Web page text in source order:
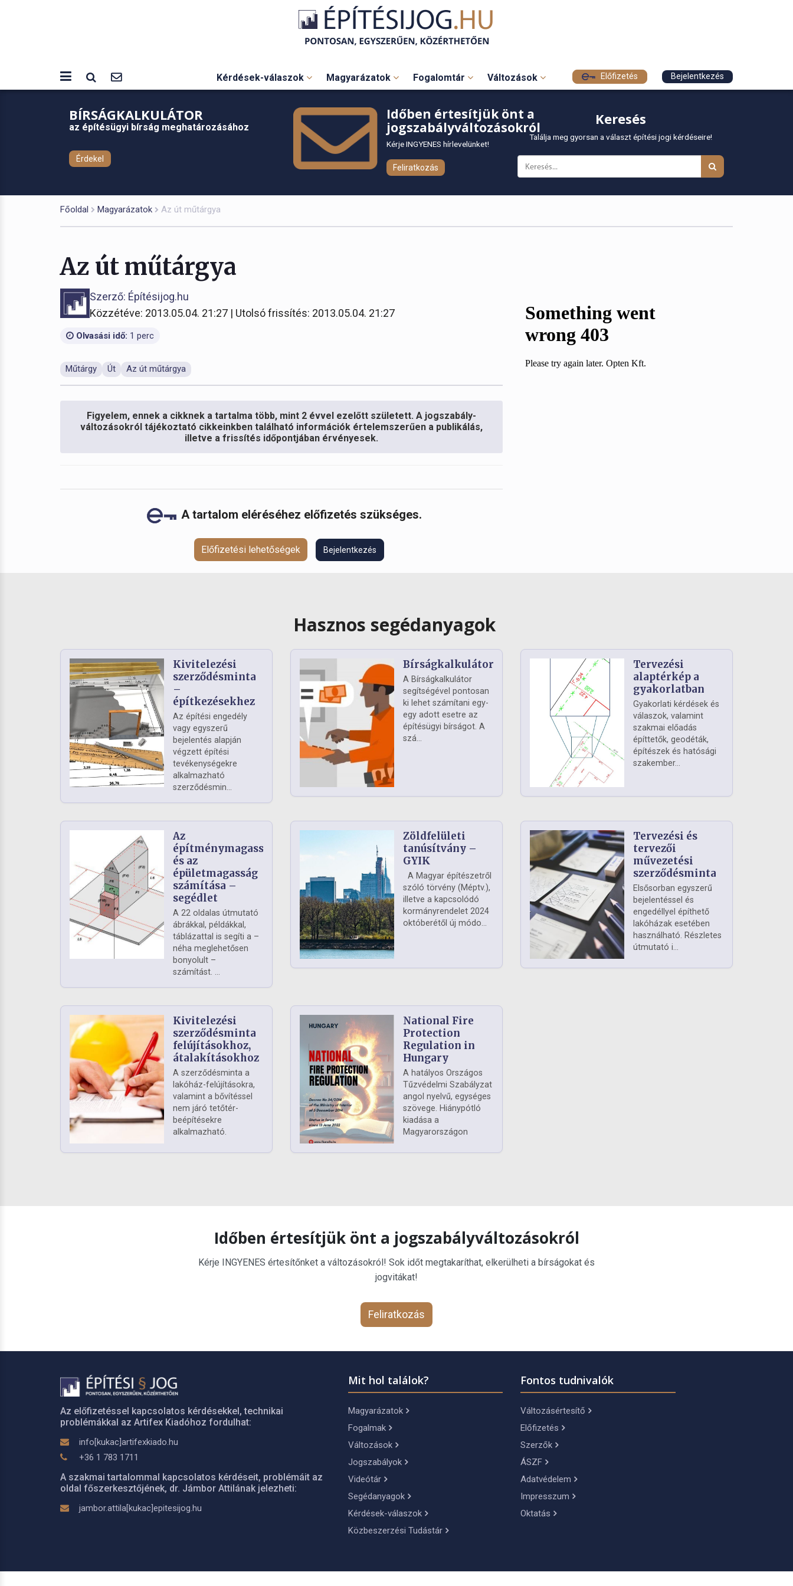
Kérdések-válaszok Magyarázatok Fogalomtár Változások Előfizetés Bejelentkezés
BÍRSÁGKALKULÁTOR
az építésügyi bírság meghatározásához
Érdekel
Időben értesítjük önt a
jogszabályváltozásokról
Kérje INGYENES hírlevelünket!
Feliratkozás
Keresés
Találja meg gyorsan a választ építési jogi kérdéseire!
Főoldal Magyarázatok Az út műtárgya
Az út műtárgya
Szerző: Építésijog.hu
Közzétéve: 2013.05.04. 21:27 | Utolsó frissítés: 2013.05.04. 21:27
Olvasási idő: 1 perc
Műtárgy Út Az út műtárgya
Figyelem, ennek a cikknek a tartalma több, mint 2 évvel ezelőtt született. A jogszabály-
változásokról tájékoztató cikkeinkben található információk értelemszerűen a publikálás,
illetve a frissítés időpontjában érvényesek.
A tartalom eléréséhez előfizetés szükséges.
Előfizetési lehetőségek Bejelentkezés
Hasznos segédanyagok
Kivitelezési
szerződésminta
–
építkezésekhez
Az építési engedély
vagy egyszerű
bejelentés alapján
végzett építési
tevékenységekre
alkalmazható
szerződésmin...
Bírságkalkulátor
A Bírságkalkulátor
segítségével pontosan
ki lehet számítani egy-
egy adott esetre az
építésügyi bírságot. A
szá...
Tervezési
alaptérkép a
gyakorlatban
Gyakorlati kérdések és
válaszok, valamint
szakmai előadás
építtetők, geodéták,
építészek és hatósági
szakember...
Az
építménymagasság
és az
épületmagasság
számítása –
segédlet
A 22 oldalas útmutató
ábrákkal, példákkal,
táblázattal is segíti a –
néha meglehetősen
bonyolult –
számítást. ...
Zöldfelületi
tanúsítvány –
GYIK
A Magyar építészetről
szóló törvény (Méptv.),
illetve a kapcsolódó
kormányrendelet 2024
októberétől új módo...
Tervezési és
tervezői
művezetési
szerződésminta
Elsősorban egyszerű
bejelentéssel és
engedéllyel építhető
lakóházak esetében
használható. Részletes
útmutató i...
Kivitelezési
szerződésminta
felújításokhoz,
átalakításokhoz
A szerződésminta a
lakóház-felújításokra,
valamint a bővítéssel
nem járó tetőtér-
beépítésekre
alkalmazható.
National Fire
Protection
Regulation in
Hungary
A hatályos Országos
Tűzvédelmi Szabályzat
angol nyelvű, egységes
szövege. Hiánypótló
kiadása a
Magyarországon
Időben értesítjük önt a jogszabályváltozásokról
Kérje INGYENES értesítőnket a változásokról! Sok időt megtakaríthat, elkerülheti a bírságokat és
jogvitákat!
Feliratkozás
Az előfizetéssel kapcsolatos kérdésekkel, technikai
problémákkal az Artifex Kiadóhoz fordulhat:
info[kukac]artifexkiado.hu
+36 1 783 1711
A szakmai tartalommal kapcsolatos kérdéseit, problémáit az
oldal főszerkesztőjének, dr. Jámbor Attilának jelezheti:
jambor.attila[kukac]epitesijog.hu
Mit hol találok?
Magyarázatok
Fogalmak
Változások
Jogszabályok
Videótár
Segédanyagok
Kérdések-válaszok
Közbeszerzési Tudástár
Fontos tudnivalók
Változásértesítő
Előfizetés
Szerzők
ÁSZF
Adatvédelem
Impresszum
Oktatás